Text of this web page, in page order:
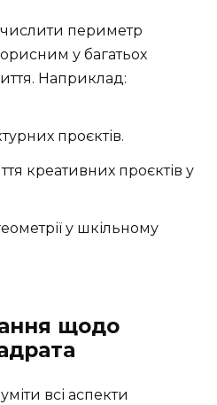
периметр
у багатьох
Наприклад:
проєктів.
креативних проєктів у
у шкільному
щодо
всі аспекти